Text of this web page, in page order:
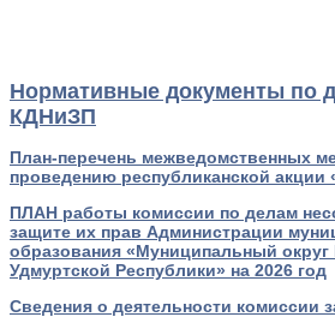
Нормативные документы по
КДНиЗП
План-перечень межведомственных
проведению республиканской акции
ПЛАН работы комиссии по делам
защите их прав Администрации
образования «Муниципальный округ
Удмуртской Республики» на 2026 год
Сведения о деятельности комиссии